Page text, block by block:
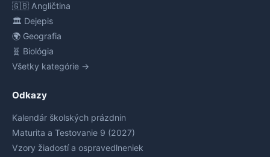
🇬🇧 Angličtina
🏛️ Dejepis
🌍 Geografia
🧬 Biológia
Všetky kategórie →
Odkazy
Kalendár školských prázdnin
Maturita a Testovanie 9 (2027)
Vzory žiadostí a ospravedlneniek